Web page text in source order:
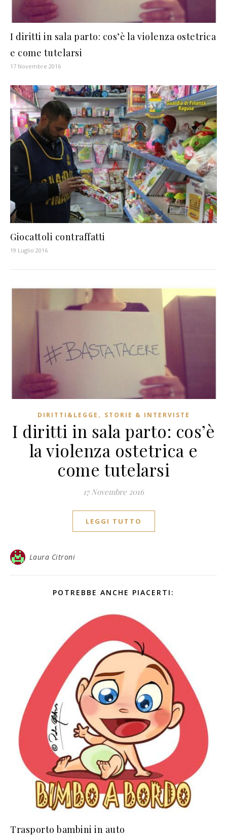
I diritti in sala parto: cos’è la violenza ostetrica
e come tutelarsi
17 Novembre 2016
Giocattoli contraffatti
19 Luglio 2016
DIRITTI&LEGGE , STORIE & INTERVISTE
I diritti in sala parto: cos’è
la violenza ostetrica e
come tutelarsi
17 Novembre 2016
LEGGI TUTTO
Laura Citroni
POTREBBE ANCHE PIACERTI:
Trasporto bambini in auto